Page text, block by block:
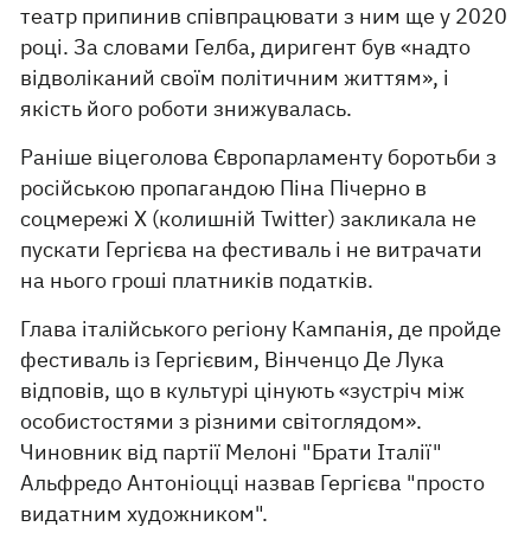
театр припинив співпрацювати з ним ще у 2020
році. За словами Гелба, диригент був «надто
відволіканий своїм політичним життям», і
якість його роботи знижувалась.
Раніше віцеголова Європарламенту боротьби з
російською пропагандою Піна Пічерно в
соцмережі Х (колишній Twitter) закликала не
пускати Гергієва на фестиваль і не витрачати
на нього гроші платників податків.
Глава італійського регіону Кампанія, де пройде
фестиваль із Гергієвим, Вінченцо Де Лука
відповів, що в культурі цінують «зустріч між
особистостями з різними світоглядом».
Чиновник від партії Мелоні "Брати Італії"
Альфредо Антоніоцці назвав Гергієва "просто
видатним художником".